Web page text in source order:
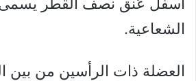
أسفل عُنق نصف القطر يسمى
الشعاعية.
العضلة ذات الرأسين من بين